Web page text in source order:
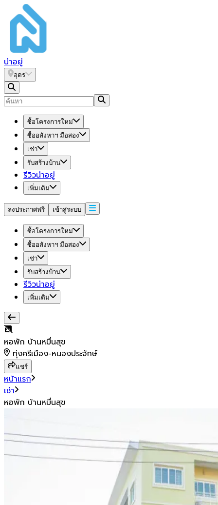
น่าอยู่
อุดร
ซื้อโครงการใหม่
ซื้ออสังหาฯ มือสอง
เช่า
รับสร้างบ้าน
รีวิวน่าอยู่
เพิ่มเติม
ลงประกาศฟรี เข้าสู่ระบบ
ซื้อโครงการใหม่
ซื้ออสังหาฯ มือสอง
เช่า
รับสร้างบ้าน
รีวิวน่าอยู่
เพิ่มเติม
หอพัก บ้านหมื่นสุข
ทุ่งศรีเมือง-หนองประจักษ์
แชร์
หน้าแรก
เช่า
หอพัก บ้านหมื่นสุข